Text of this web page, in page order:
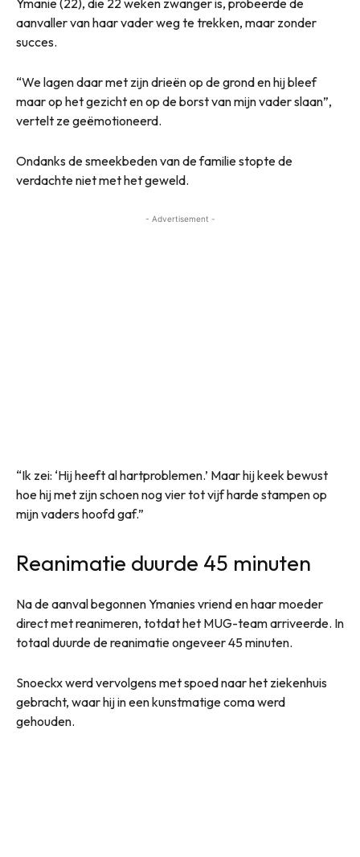
Ymanie (22), die 22 weken zwanger is, probeerde de
aanvaller van haar vader weg te trekken, maar zonder
succes.
“We lagen daar met zijn drieën op de grond en hij bleef
maar op het gezicht en op de borst van mijn vader slaan”,
vertelt ze geëmotioneerd.
Ondanks de smeekbeden van de familie stopte de
verdachte niet met het geweld.
- Advertisement -
“Ik zei: ‘Hij heeft al hartproblemen.’ Maar hij keek bewust
hoe hij met zijn schoen nog vier tot vijf harde stampen op
mijn vaders hoofd gaf.”
Reanimatie duurde 45 minuten
Na de aanval begonnen Ymanies vriend en haar moeder
direct met reanimeren, totdat het MUG-team arriveerde. In
totaal duurde de reanimatie ongeveer 45 minuten.
Snoeckx werd vervolgens met spoed naar het ziekenhuis
gebracht, waar hij in een kunstmatige coma werd
gehouden.